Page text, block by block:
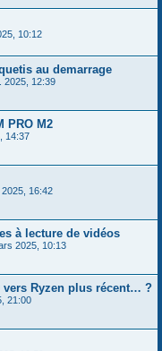
10:12
au demarrage
2025, 12:39
PRO M2
14:37
16:42
à lecture de vidéos
2025, 10:13
vers Ryzen plus récent… ?
21:00